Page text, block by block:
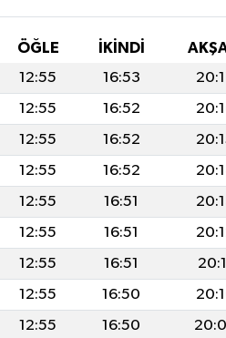
ÖĞLE İKINDI
12:55 16:53
12:55 16:52
12:55 16:52
12:55 16:52
12:55 16:51
12:55 16:51
12:55 16:51
12:55 16:50
12:55 16:50